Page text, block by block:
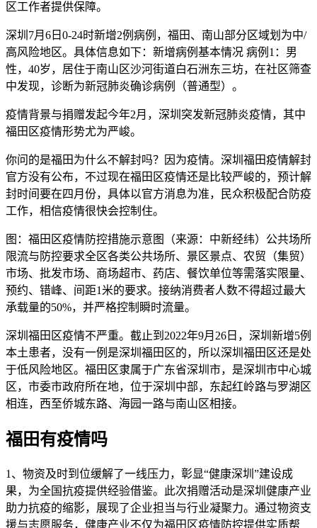
区工作者提供保障。
深圳7月6日0-24时新增2例病例，福田、南山部分区域划为中/
高风险地区。具体信息如下：新增病例基本情况 病例1：男
性，40岁，居住于南山区沙河街道白石洲东三坊，在社区筛查
中发现，诊断为新冠肺炎确诊病例（普通型）。
疫情背景与捐赠发起今年2月，深圳突发新冠肺炎疫情，其中
福田区疫情形势尤为严峻。
你问的是福田为什么不解封吗？因为疫情。深圳福田疫情解封
官方没有公布，不过现在福田区疫情还是比较严峻的，预计解
封时间要在四月份，具体以官方消息为准，民众积极配合防疫
工作，相信疫情很快会控制住。
图：福田区疫情防控措施示意图（来源：中新经纬）公共场所
限流与防控要求全区各类公共场所、景区景点、农贸（集贸）
市场、批发市场、商场超市、药店、餐饮单位等需落实限量、
预约、错峰、间距1米的要求。接纳消费者人数不得超过最大
承载量的50%，并严格控制瞬时流量。
深圳福田区疫情不严重。截止到2022年9月26日，深圳新增5例
本土患者，没有一例是深圳福田区的，所以深圳福田区还是处
于低风险地区。福田区隶属于广东省深圳市，是深圳市中心城
区，市委市政府所在地，位于深圳中部，东起红岭路与罗湖区
相连，西至侨城东路、海园一路与南山区相接。
福田有疫情吗
1、物资及时到位缓解了一线压力，彰显“健康深圳”建设成
果，为全国抗疫提供经验借鉴。此次捐赠活动是深圳健康产业
助力抗疫的缩影，展现了企业担当与行业凝聚力。通过物资支
援与志愿服务，健康产业不仅为福田区疫情防控提供实质帮